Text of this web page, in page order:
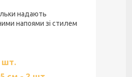
надають
напоями зі стилем
шт.